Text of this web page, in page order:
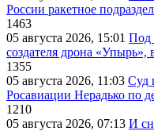
России ракетное
1463
05 августа 2026, 15:01 Под
создателя дрона «Упырь»,
1355
05 августа 2026, 11:03 Суд
Росавиации Нерадько по
1210
05 августа 2026, 07:13 И